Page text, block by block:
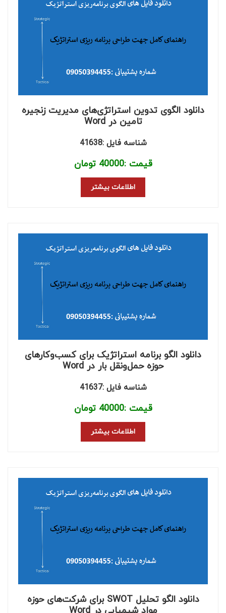
دانلود الگوی تدوین استراتژی‌های مدیریت زنجیره
تامین در Word
شناسه فایل :41638
قیمت :40000 تومان
اطلاعات بیشتر
دانلود الگو برنامه استراتژیک برای کسب‌وکارهای
حوزه حمل‌ونقل بار در Word
شناسه فایل :41637
قیمت :40000 تومان
اطلاعات بیشتر
دانلود الگو تحلیل SWOT برای شرکت‌های حوزه